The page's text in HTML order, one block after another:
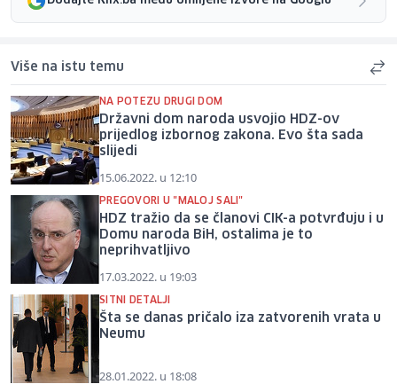
Više na istu temu
NA POTEZU DRUGI DOM
Državni dom naroda usvojio HDZ-ov
prijedlog izbornog zakona. Evo šta sada
slijedi
15.06.2022. u 12:10
PREGOVORI U "MALOJ SALI"
HDZ tražio da se članovi CIK-a potvrđuju i u
Domu naroda BiH, ostalima je to
neprihvatljivo
17.03.2022. u 19:03
SITNI DETALJI
Šta se danas pričalo iza zatvorenih vrata u
Neumu
28.01.2022. u 18:08